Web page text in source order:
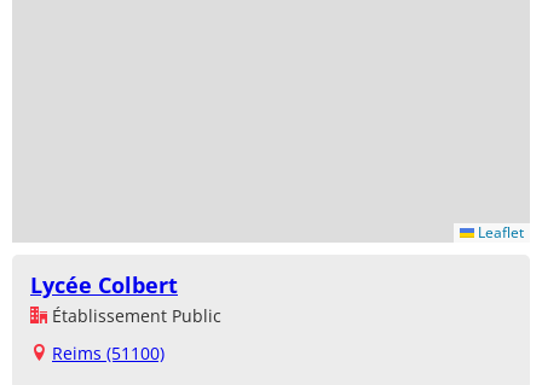
Leaflet
Lycée Colbert
Établissement Public
Reims (51100)